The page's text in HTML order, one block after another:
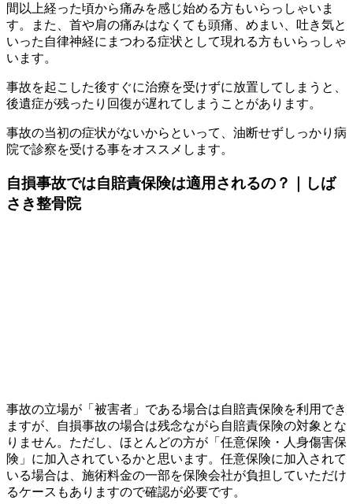
間以上経った頃から痛みを感じ始める方もいらっしゃいま
す。また、首や肩の痛みはなくても頭痛、めまい、吐き気と
いった自律神経にまつわる症状として現れる方もいらっしゃ
います。
事故を起こした後すぐに治療を受けずに放置してしまうと、
後遺症が残ったり回復が遅れてしまうことがあります。
事故の当初の症状がないからといって、油断せずしっかり病
院で診察を受ける事をオススメします。
自損事故では自賠責保険は適用されるの？｜しば
さき整骨院
事故の立場が「被害者」である場合は自賠責保険を利用でき
ますが、自損事故の場合は残念ながら自賠責保険の対象とな
りません。ただし、ほとんどの方が「任意保険・人身傷害保
険」に加入されているかと思います。任意保険に加入されて
いる場合は、施術料金の一部を保険会社が負担していただけ
るケースもありますので確認が必要です。